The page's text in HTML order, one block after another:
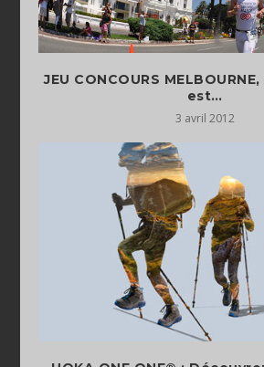
JEU CONCOURS
est…
3 avril 2012